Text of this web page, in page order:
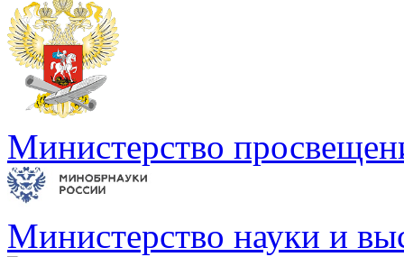
Министерство
Министерство науки и